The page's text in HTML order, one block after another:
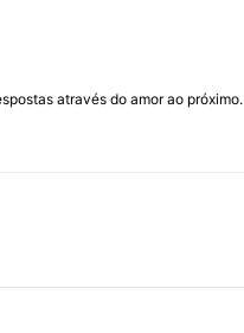
através do amor ao próximo.